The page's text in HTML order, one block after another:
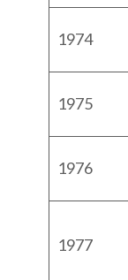
1974
1975
1976
1977